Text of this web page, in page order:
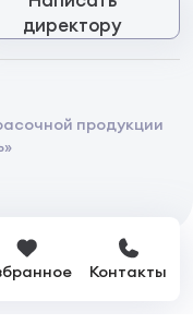
Контакты
директору
продукции